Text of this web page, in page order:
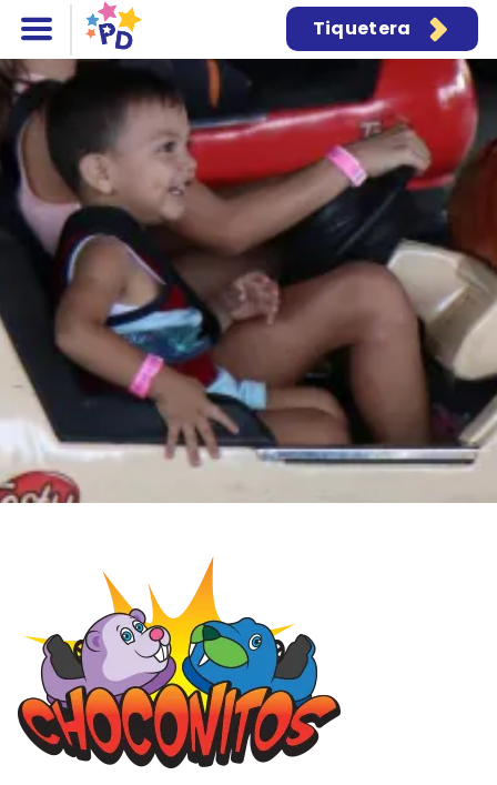
Pasar al contenido principal
Tiquetera